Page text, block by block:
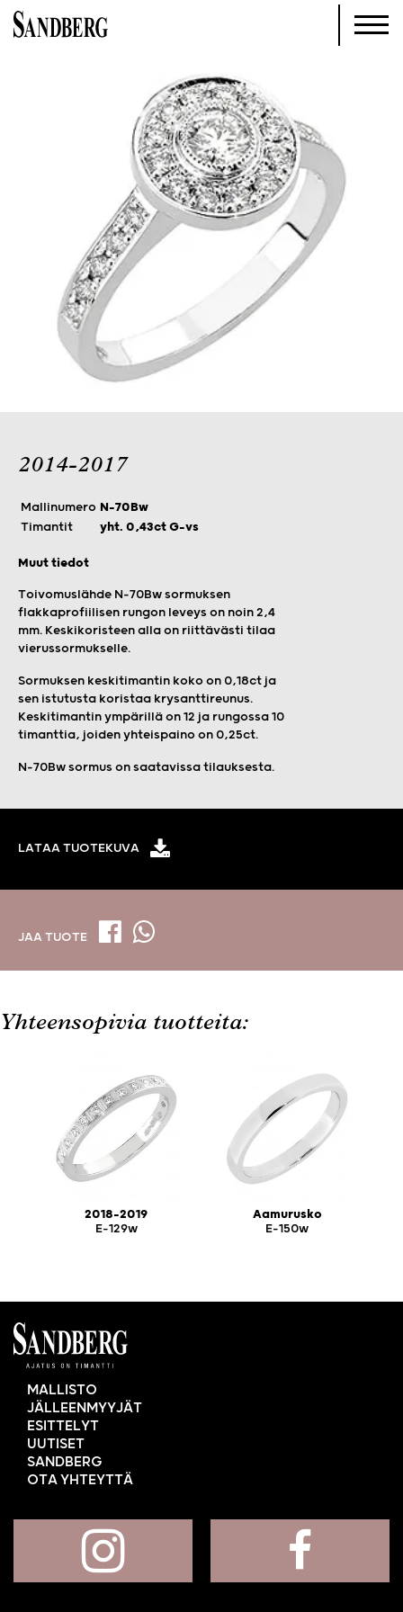
2014-2017
Mallinumero N-70Bw
Timantit
yht. 0,43ct G-vs
Muut tiedot
Toivomuslähde N-70Bw sormuksen
flakkaprofiilisen rungon leveys on noin 2,4
mm. Keskikoristeen alla on riittävästi tilaa
vierussormukselle.
Sormuksen keskitimantin koko on 0,18ct ja
sen istutusta koristaa krysanttireunus.
Keskitimantin ympärillä on 12 ja rungossa 10
timanttia, joiden yhteispaino on 0,25ct.
N-70Bw sormus on saatavissa tilauksesta.
LATAA TUOTEKUVA
JAA TUOTE
Yhteensopivia tuotteita:
2018-2019
E-129w
Aamurusko
E-150w
MALLISTO
JÄLLEENMYYJÄT
ESITTELYT
UUTISET
SANDBERG
OTA YHTEYTTÄ